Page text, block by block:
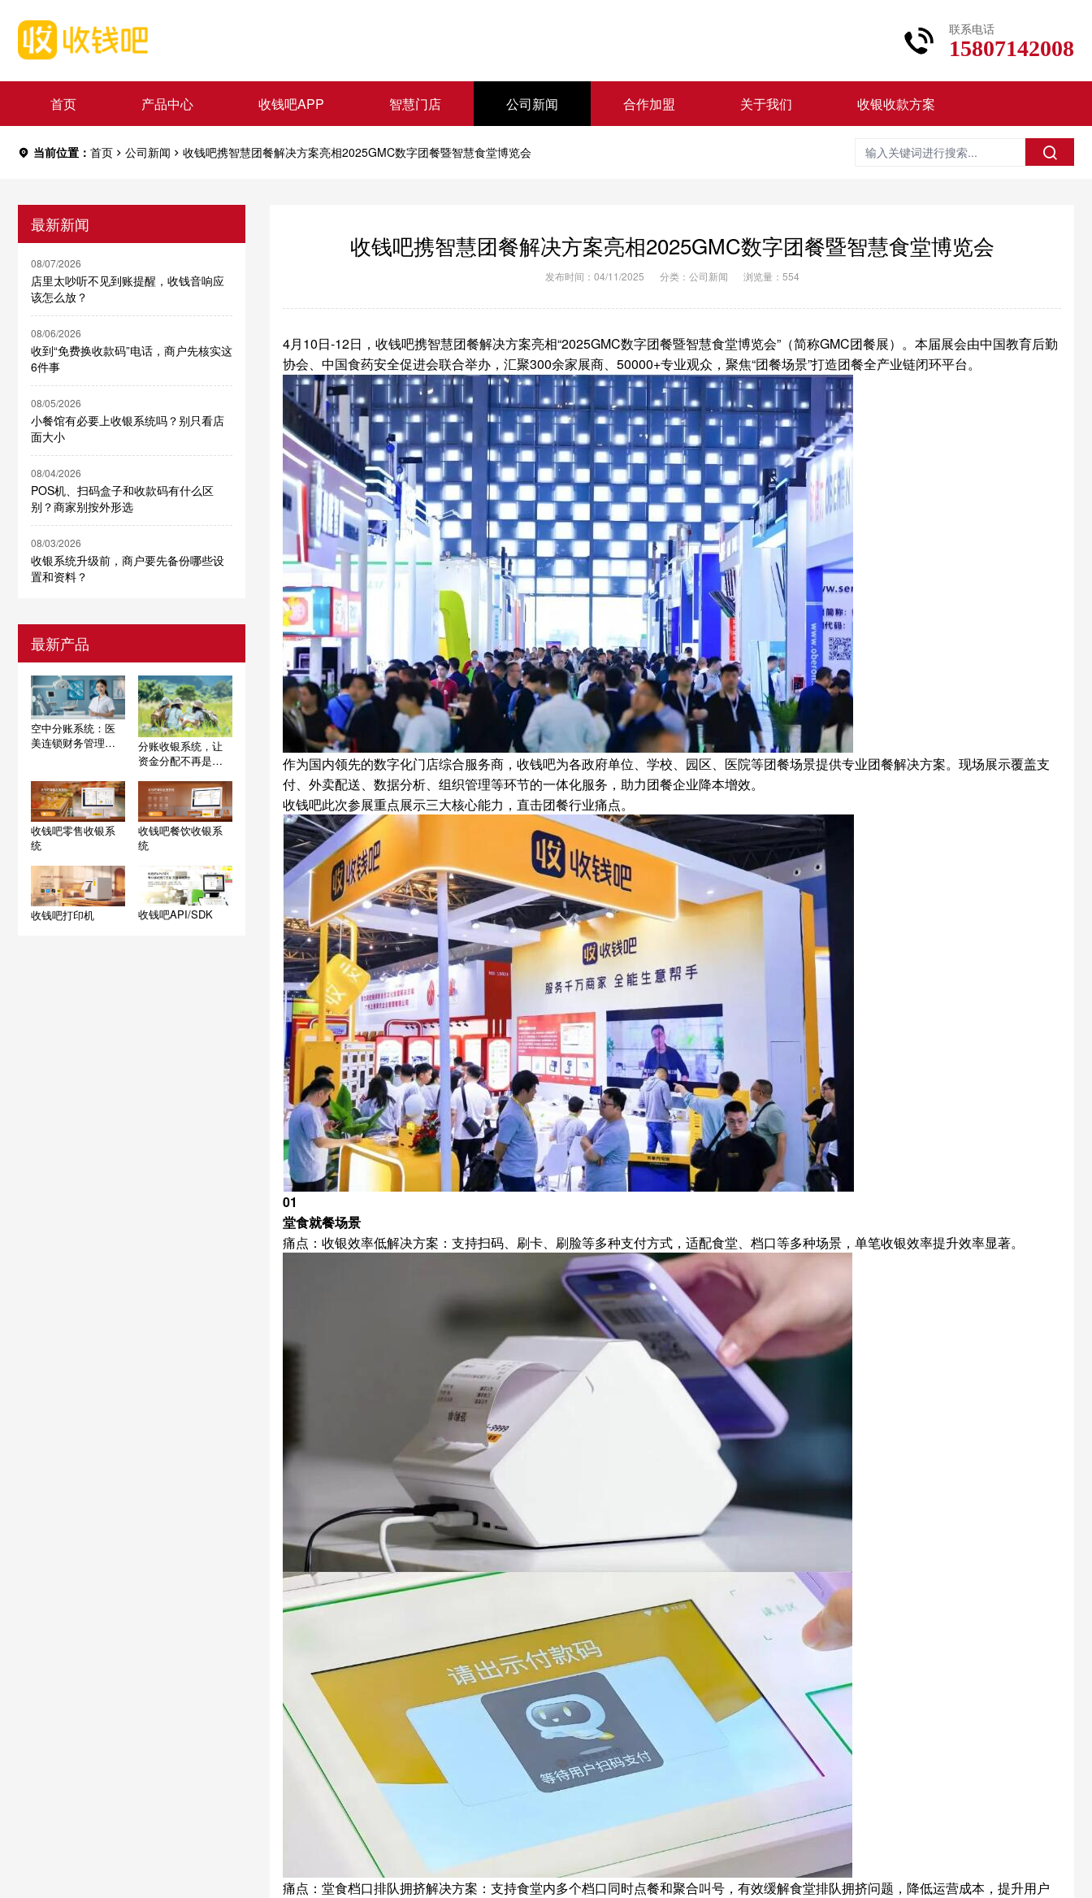
联系电话
15807142008
首页 产品中心 收钱吧APP 智慧门店 公司新闻 合作加盟 关于我们 收银收款方案
当前位置： 首页 公司新闻 收钱吧携智慧团餐解决方案亮相2025GMC数字团餐暨智慧食堂博览会
最新新闻
08/07/2026
店里太吵听不见到账提醒，收钱音响应
该怎么放？
08/06/2026
收到“免费换收款码”电话，商户先核实这
6件事
08/05/2026
小餐馆有必要上收银系统吗？别只看店
面大小
08/04/2026
POS机、扫码盒子和收款码有什么区
别？商家别按外形选
08/03/2026
收银系统升级前，商户要先备份哪些设
置和资料？
最新产品
空中分账系统：医
美连锁财务管理的
分账收银系统，让
资金分配不再是难
收钱吧零售收银系
统
收钱吧餐饮收银系
统
收钱吧打印机 收钱吧API/SDK
收钱吧携智慧团餐解决方案亮相2025GMC数字团餐暨智慧食堂博览会
发布时间：04/11/2025 分类： 公司新闻 浏览量：554
4月10日-12日，收钱吧携智慧团餐解决方案亮相“2025GMC数字团餐暨智慧食堂博览会”（简称GMC团餐展）。本届展会由中国教育后勤
协会、中国食药安全促进会联合举办，汇聚300余家展商、50000+专业观众，聚焦“团餐场景”打造团餐全产业链闭环平台。
作为国内领先的数字化门店综合服务商，收钱吧为各政府单位、学校、园区、医院等团餐场景提供专业团餐解决方案。现场展示覆盖支
付、外卖配送、数据分析、组织管理等环节的一体化服务，助力团餐企业降本增效。
收钱吧此次参展重点展示三大核心能力，直击团餐行业痛点。
01
堂食就餐场景
痛点：收银效率低解决方案：支持扫码、刷卡、刷脸等多种支付方式，适配食堂、档口等多种场景，单笔收银效率提升效率显著。
痛点：堂食档口排队拥挤解决方案：支持食堂内多个档口同时点餐和聚合叫号，有效缓解食堂排队拥挤问题，降低运营成本，提升用户